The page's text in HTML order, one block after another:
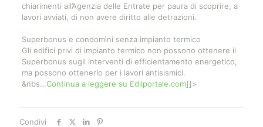
chiarimenti all’Agenzia delle Entrate per paura di scoprire, a
lavori avviati, di non avere diritto alle detrazioni.
Superbonus e condomìni senza impianto termico
Gli edifici privi di impianto termico non possono ottenere il
Superbonus sugli interventi di efficientamento energetico,
ma possono ottenerlo per i lavori antisismici.
&nbs…Continua a leggere su Edilportale.com]]>
Condivi